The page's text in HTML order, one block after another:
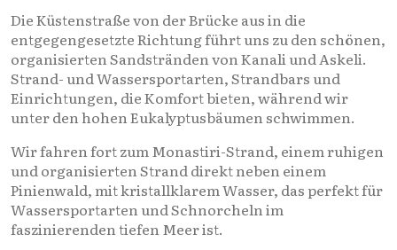
Die Küstenstraße von der Brücke aus in die
entgegengesetzte Richtung führt uns zu den schönen,
organisierten Sandstränden von Kanali und Askeli.
Strand- und Wassersportarten, Strandbars und
Einrichtungen, die Komfort bieten, während wir
unter den hohen Eukalyptusbäumen schwimmen.
Wir fahren fort zum Monastiri-Strand, einem ruhigen
und organisierten Strand direkt neben einem
Pinienwald, mit kristallklarem Wasser, das perfekt für
Wassersportarten und Schnorcheln im
faszinierenden tiefen Meer ist.